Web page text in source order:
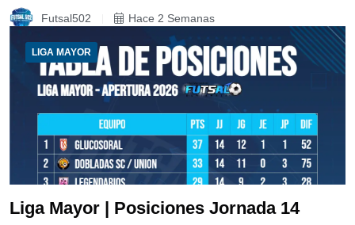
Futsal502 Hace 2 Semanas
LIGA MAYOR
Liga Mayor | Posiciones Jornada 14